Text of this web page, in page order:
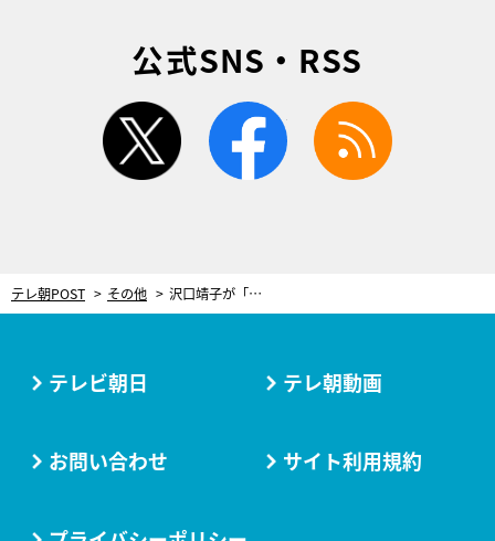
公式SNS・RSS
twitter facebook
テレ朝POST その他 沢口靖子が「魅力的」と語る若手俳優・中川大志、『科捜研の女』の最新作に登場
テレビ朝日 テレ朝動画
お問い合わせ サイト利用規約